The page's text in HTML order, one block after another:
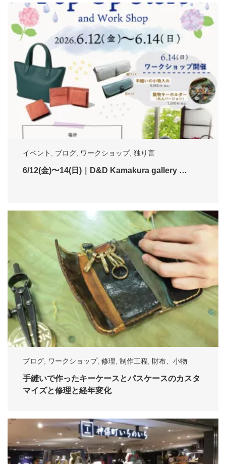
イベント ブログ ワークショップ, 独り言
6/12(金)〜14(日)｜D&D Kamakura gallery …
ブログ ワークショップ, 修理 制作工程 財布、小物
手縫いで作ったキーケースとパスケースのカスタ
マイズと修理と経年変化